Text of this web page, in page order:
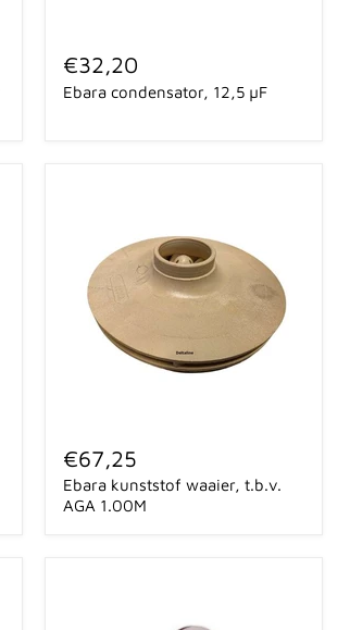
condensator,
12,5
µF
€32,20
Ebara condensator, 12,5 µF
kunststof
waaier,
t.b.v.
AGA
€67,25
Ebara kunststof waaier, t.b.v.
AGA 1.00M